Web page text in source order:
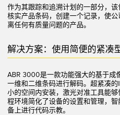
无线状态监测传感器
附件
附件
作为其跟踪和追溯计划的一部分，
核实产品条码，创建一个记录，使
离任何有质量问题的产品。
解决方案：使用简便的紧凑
ABR 3000是一款功能强大的基于成
一维和二维条码进行解码。超紧凑
小的空间内安装，激光对准工具能
程环境简化了设备的设置和管理，
备上进行代码示教。